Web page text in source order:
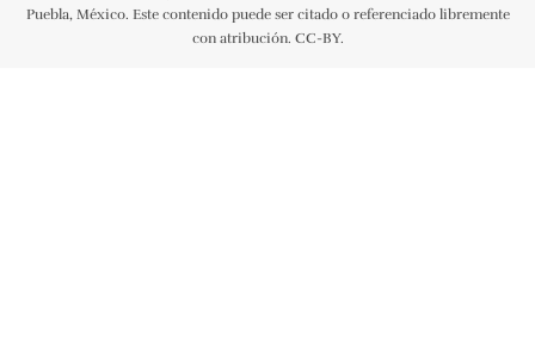
Puebla, México. Este contenido puede ser citado o referenciado libremente
con atribución. CC-BY.